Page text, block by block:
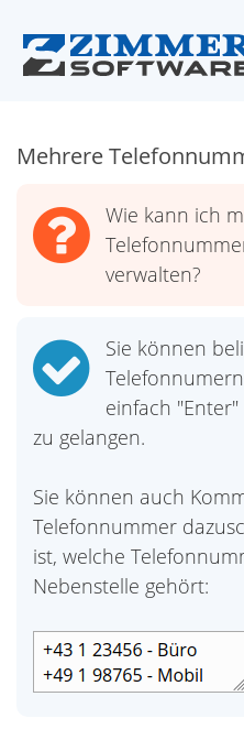
Mehrere
Wie kann ich
verwalten?
Sie können
einfach
zu gelangen.
Sie können auch
Telefonnummer
ist, welche
Nebenstelle gehört: